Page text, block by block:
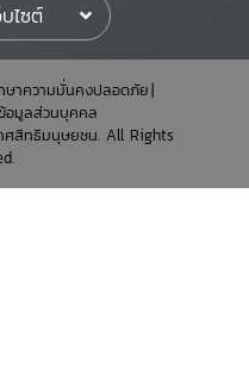
ไซต์
ษาความมั่นคงปลอดภัย
อมูลส่วนบุคคล
สิทธิมนุษยชน. All Rights